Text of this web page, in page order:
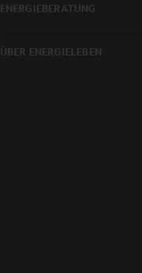
ENERGIEBERATUNG
ÜBER ENERGIELEBEN